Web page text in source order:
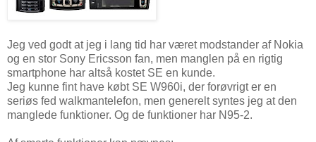
Jeg ved godt at jeg i lang tid har været modstander af Nokia
og en stor Sony Ericsson fan, men manglen på en rigtig
smartphone har altså kostet SE en kunde.
Jeg kunne fint have købt SE W960i, der forøvrigt er en
seriøs fed walkmantelefon, men generelt syntes jeg at den
manglede funktioner. Og de funktioner har N95-2.